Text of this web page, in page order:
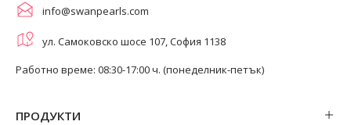
info@swanpearls.com
ул. Самоковско шосе 107, София 1138
Работно време: 08:30-17:00 ч. (понеделник-петък)
ПРОДУКТИ